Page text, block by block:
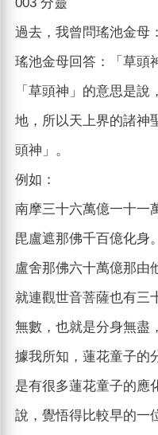
過去，我曾問瑤池金母
瑤池金母回答：「草頭
「草頭神」的意思是
地，所以天上界的諸神
頭神」。
例如：
南摩三十六萬億一十一
毘盧遮那佛千百億化身。
盧舍那佛六十萬億那由
就連觀世音菩薩也有三
無數，也就是分身無盡
據我所知，蓮花童子的
是有很多蓮花童子的應
說，覺悟得比較早的一